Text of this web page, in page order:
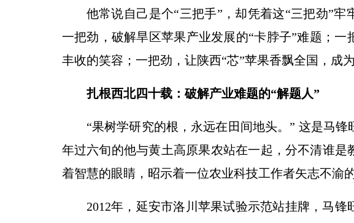
他常说自己是个“三把手”，却凭着这“三把劲”牢
一把劲，破解旱区苹果产业发展的“卡脖子”难题；一
丰收的笑容；一把劲，让陕西“芯”苹果香飘全国，成
扎根西北四十载：破解产业难题的“解题人”
“果树学研究的根，永远在田间地头。” 这是马锋
年过六旬的他与黄土高原果农站在一起，分不清谁是
着智慧的眼睛，昭示着一位农业科技工作者矢志不渝的
2012年，延安市洛川苹果试验示范站挂牌，马